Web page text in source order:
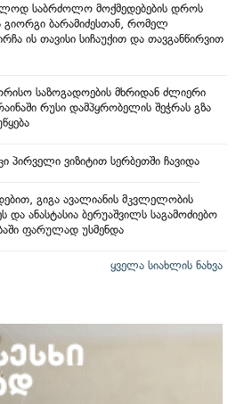
საბრძოლო მოქმედებების დროს
ბარამიძესთან, რომელ
ის თავისი სიჩაუქით და თავგანწირვით
საზოგადოების მხრიდან ძლიერი
რუსი დამპყრობელის შეჭრას გზა
პირველი ვიზიტით სერბეთში ჩავიდა
გიგა ავალიანის მკვლელობის
და ანასტასია ბერუაშვილს საგამოძიებო
ფარულად უსმენდა
ყველა სიახლის ნახვა